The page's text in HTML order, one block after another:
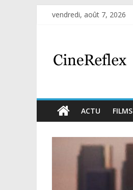
vendredi, août 7, 2026
ACTU FILMS